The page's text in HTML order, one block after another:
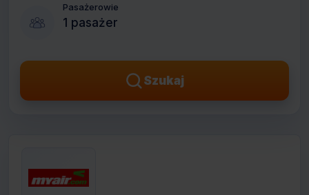
Pasażerowie
1 pasażer
Szukaj